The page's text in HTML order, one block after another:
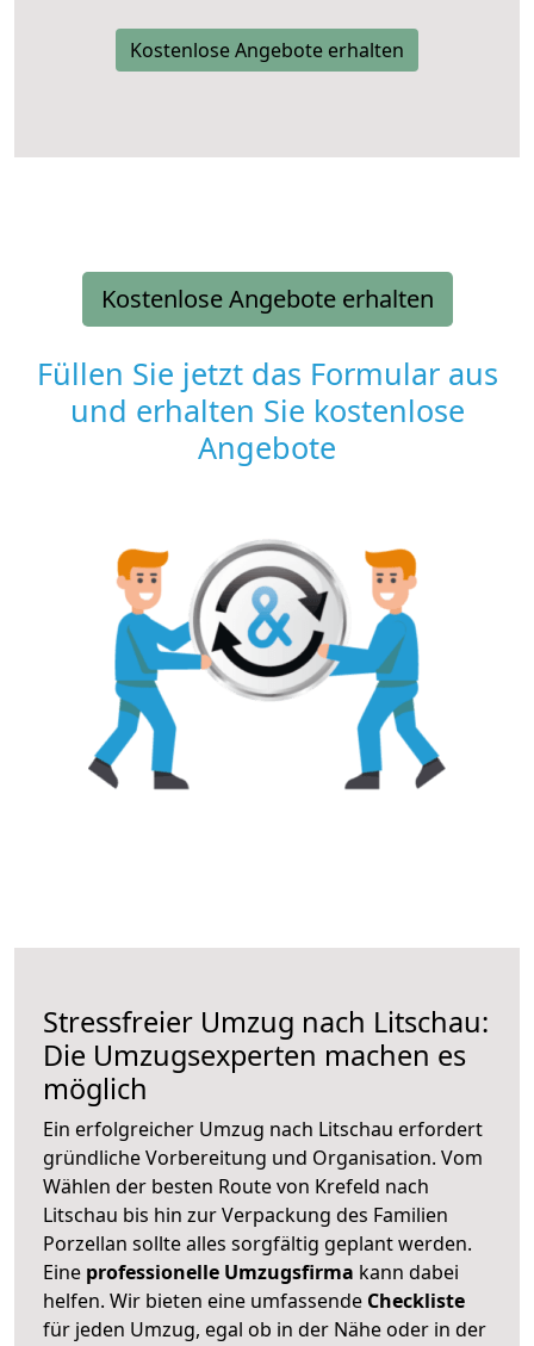
Kostenlose Angebote erhalten
Kostenlose Angebote erhalten
Füllen Sie jetzt das Formular aus
und erhalten Sie kostenlose
Angebote
Stressfreier Umzug nach Litschau:
Die Umzugsexperten machen es
möglich
Ein erfolgreicher Umzug nach Litschau erfordert
gründliche Vorbereitung und Organisation. Vom
Wählen der besten Route von Krefeld nach
Litschau bis hin zur Verpackung des Familien
Porzellan sollte alles sorgfältig geplant werden.
Eine professionelle Umzugsfirma kann dabei
helfen. Wir bieten eine umfassende Checkliste
für jeden Umzug, egal ob in der Nähe oder in der